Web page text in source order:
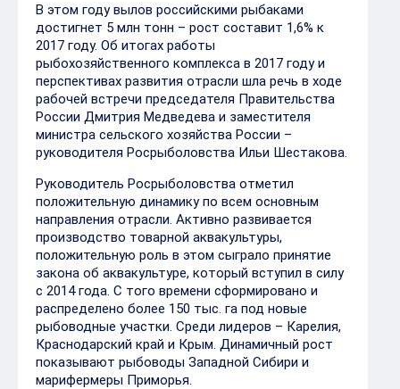
В этом году вылов российскими рыбаками
достигнет 5 млн тонн – рост составит 1,6% к
2017 году. Об итогах работы
рыбохозяйственного комплекса в 2017 году и
перспективах развития отрасли шла речь в ходе
рабочей встречи председателя Правительства
России Дмитрия Медведева и заместителя
министра сельского хозяйства России –
руководителя Росрыболовства Ильи Шестакова.
Руководитель Росрыболовства отметил
положительную динамику по всем основным
направления отрасли. Активно развивается
производство товарной аквакультуры,
положительную роль в этом сыграло принятие
закона об аквакультуре, который вступил в силу
с 2014 года. С того времени сформировано и
распределено более 150 тыс. га под новые
рыбоводные участки. Среди лидеров – Карелия,
Краснодарский край и Крым. Динамичный рост
показывают рыбоводы Западной Сибири и
марифермеры Приморья.